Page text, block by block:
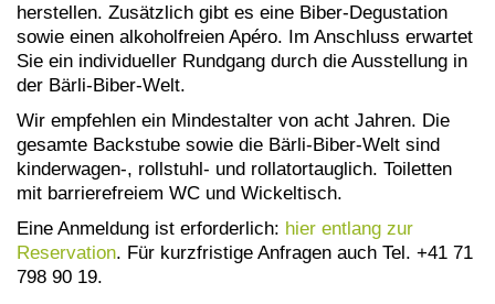
herstellen. Zusätzlich gibt es eine Biber-Degustation
sowie einen alkoholfreien Apéro. Im Anschluss erwartet
Sie ein individueller Rundgang durch die Ausstellung in
der Bärli-Biber-Welt.
Wir empfehlen ein Mindestalter von acht Jahren. Die
gesamte Backstube sowie die Bärli-Biber-Welt sind
kinderwagen-, rollstuhl- und rollatortauglich. Toiletten
mit barrierefreiem WC und Wickeltisch.
Eine Anmeldung ist erforderlich: hier entlang zur
Reservation . Für kurzfristige Anfragen auch Tel. +41 71
798 90 19.